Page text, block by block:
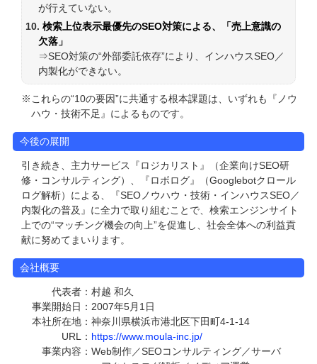
が行えていない。
検索上位表示最優先のSEO対策による、「売上意識の
欠落」
⇒SEO対策の“外部委託依存”により、インハウスSEO／
内製化ができない。
※これらの“10の要因”に共通する根本課題は、いずれも『ノウ
ハウ・技術不足』によるものです。
今後の展開
引き続き、主力サービス『ロジカリスト』（企業向けSEO研
修・コンサルティング）、『ロボログ』（Googlebotクロール
ログ解析）による、『SEOノウハウ・技術・インハウスSEO／
内製化の普及』に全力で取り組むことで、検索エンジンサイト
上での“マッチング機会の向上”を促進し、社会全体への利益貢
献に努めてまいります。
会社概要
代表者
村越 和久
事業開始日
2007年5月1日
本社所在地
神奈川県横浜市港北区下田町4-1-14
URL
https://www.moula-inc.jp/
事業内容
Web制作／SEOコンサルティング／サーバ